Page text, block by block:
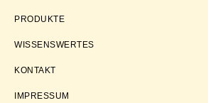
PRODUKTE
WISSENSWERTES
KONTAKT
IMPRESSUM